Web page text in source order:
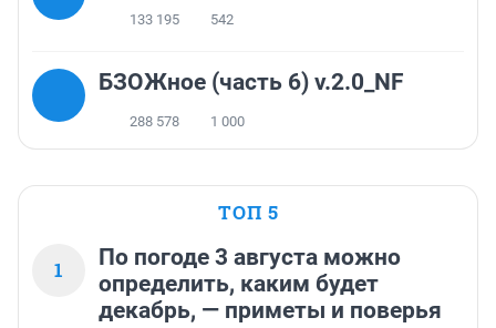
133 195 542
БЗОЖное (часть 6) v.2.0_NF
288 578 1 000
ТОП 5
1
По погоде 3 августа можно
определить, каким будет
декабрь, — приметы и поверья